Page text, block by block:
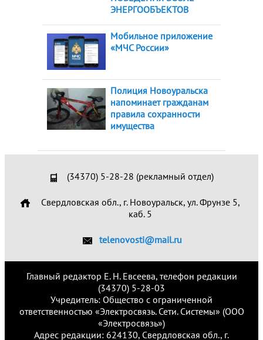
ЭНЕРГООБЪЕКТОВ
Мобильное приложение
«МЧС России»
Полиция Новоуральска
напоминает гражданам
правила сохранности
имущества
(34370) 5-28-28 (рекламный отдел)
Свердловская обл., г. Новоуральск, ул. Фрунзе 5,
каб. 5
telenovosti@mail.ru
Главный редактор Е. Н. Евсеева, телефон редакции
(34370) 5-28-03
Учредитель: Общество с ограниченной
ответственностью «Электросвязь. Сети. Системы» (ООО
«Электросвязь»)
Адрес редакции: 624130, Свердловская обл., г.